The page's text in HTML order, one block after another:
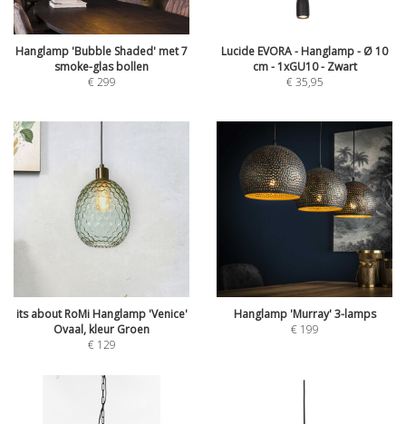
Hanglamp 'Bubble Shaded' met 7
smoke-glas bollen
€299
Lucide EVORA - Hanglamp - Ø 10
cm - 1xGU10 - Zwart
€35,95
its about RoMi Hanglamp 'Venice'
Ovaal, kleur Groen
€ 129
Hanglamp 'Murray' 3-lamps
€ 199